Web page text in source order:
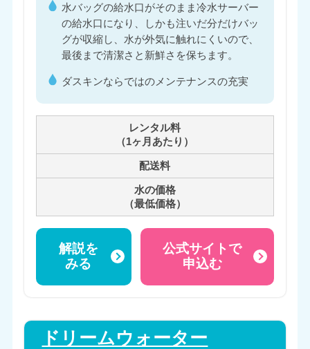
水バッグの給水口がそのまま冷水サーバー
の給水口になり、しかも注いだ分だけバッ
グが収縮し、水が外気に触れにくいので、
最後まで清潔さと新鮮さを保ちます。
ダスキンならではのメンテナンスの充実
レンタル料
（1ヶ月あたり）
配送料
水の価格
（最低価格）
解説を
みる
公式サイトで
申込む
ドリームウォーター